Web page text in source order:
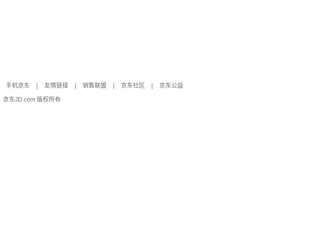
手机京东 友情链接 销售联盟 京东社区
京东公益
京东JD.com 版权所有